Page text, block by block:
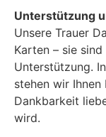
Unterstützung
Unsere Trauer
Karten – sie
Unterstützung.
stehen wir Ihnen
Dankbarkeit
wird.